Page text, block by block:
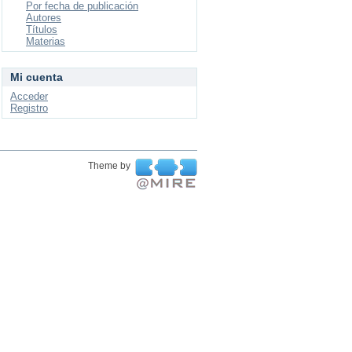
Por fecha de publicación
Autores
Títulos
Materias
Mi cuenta
Acceder
Registro
Theme by